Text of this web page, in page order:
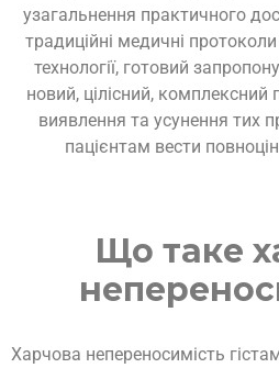
узагальнення практичного
традиційні медичні
технології, готовий
новий, цілісний, комплексний
виявлення та усунення тих
пацієнтам вести
Що таке
Харчова непереносимість